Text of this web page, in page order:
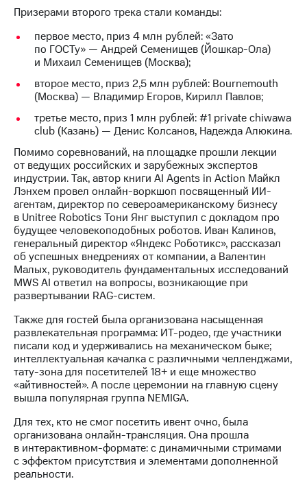
Программа
приобретения
Порядок
выкупа
акций
Дивиденды
Рынок
облигаций
Описание
Еврооблигации-2023
Уведомление
о
погашении
именных
облигаций
Другое
Регистратор
Реквизиты
Контакты
развитие
деловая этика
На главную
Призерами второго трека стали команды:
первое место, приз 4 млн рублей: «Зато
по ГОСТу» — Андрей Семенищев (Йошкар-Ола)
и Михаил Семенищев (Москва);
второе место, приз 2,5 млн рублей: Bournemouth
(Москва) — Владимир Егоров, Кирилл Павлов;
третье место, приз 1 млн рублей: #1 private chiwawa
club (Казань) — Денис Колсанов, Надежда Алюкина.
Помимо соревнований, на площадке прошли лекции
от ведущих российских и зарубежных экспертов
индустрии. Так, автор книги AI Agents in Action Майкл
Лэнхем провел онлайн-воркшоп посвященный ИИ-
агентам, директор по североамериканскому бизнесу
в Unitree Robotics Тони Янг выступил с докладом про
будущее человекоподобных роботов. Иван Калинов,
генеральный директор «Яндекс Роботикс», рассказал
об успешных внедрениях от компании, а Валентин
Малых, руководитель фундаментальных исследований
MWS AI ответил на вопросы, возникающие при
развертывании RAG-систем.
Также для гостей была организована насыщенная
развлекательная программа: ИТ-родео, где участники
писали код и удерживались на механическом быке;
интеллектуальная качалка с различными челленджами,
тату-зона для посетителей 18+ и еще множество
«айтивностей». А после церемонии на главную сцену
вышла популярная группа NEMIGA.
Для тех, кто не смог посетить ивент очно, была
организована онлайн-трансляция. Она прошла
в интерактивном-формате: с динамичными стримами
с эффектом присутствия и элементами дополненной
реальности.